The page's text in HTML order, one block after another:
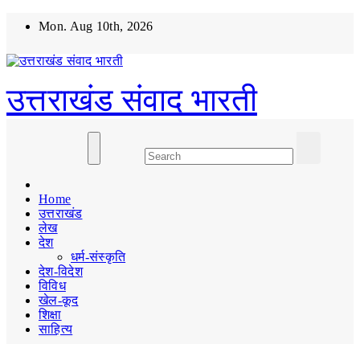
Mon. Aug 10th, 2026
उत्तराखंड संवाद भारती
Home
उत्तराखंड
लेख
देश
धर्म-संस्कृति
देश-विदेश
विविध
खेल-कूद
शिक्षा
साहित्य